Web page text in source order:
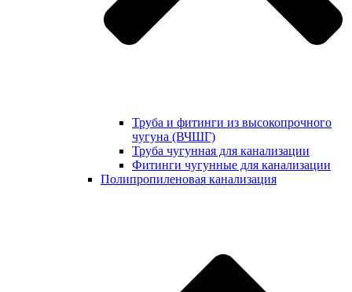
Труба и фитинги из высокопрочного
чугуна (ВЧШГ)
Труба чугунная для канализации
Фитинги чугунные для канализации
Полипропиленовая канализация